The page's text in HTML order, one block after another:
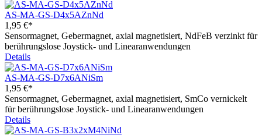
AS-MA-GS-D4x5AZnNd
1,95 €*
Sensormagnet, Gebermagnet, axial magnetisiert, NdFeB verzinkt für
berührungslose Joystick- und Linearanwendungen
Details
AS-MA-GS-D7x6ANiSm
1,95 €*
Sensormagnet, Gebermagnet, axial magnetisiert, SmCo vernickelt
für berührungslose Joystick- und Linearanwendungen
Details